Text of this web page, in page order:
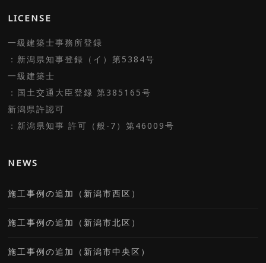
LICENSE
一級建築士事務所登録
：新潟県知事登録（イ）第5384号
一級建築士
：国土交通大臣登録 第385165号
新潟県許認可
：新潟県知事 許可（般-7）第46009号
NEWS
施工事例の追加（新潟市西区）
施工事例の追加（新潟市北区）
施工事例の追加（新潟市中央区）